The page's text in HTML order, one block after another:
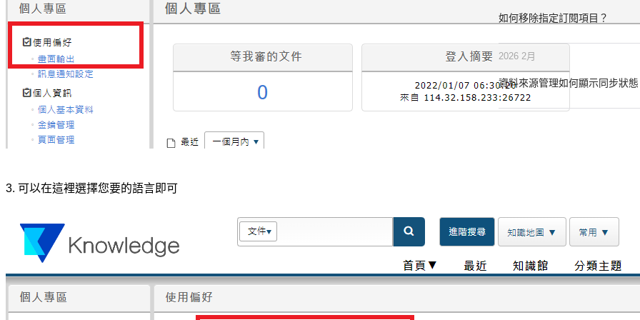
3. 可以在這裡選擇您要的語言即可
如何移除指定訂閱項目？
2026 2月
資料來源管理如何顯示同步狀